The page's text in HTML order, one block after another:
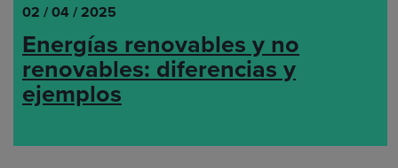
02 / 04 / 2025
Energías renovables y no
renovables: diferencias y
ejemplos